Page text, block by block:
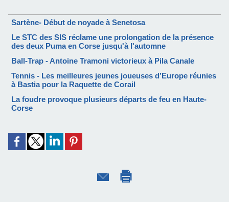
Sartène- Début de noyade à Senetosa
Le STC des SIS réclame une prolongation de la présence
des deux Puma en Corse jusqu'à l'automne
Ball-Trap - Antoine Tramoni victorieux à Pila Canale
Tennis - Les meilleures jeunes joueuses d’Europe réunies
à Bastia pour la Raquette de Corail
La foudre provoque plusieurs départs de feu en Haute-
Corse